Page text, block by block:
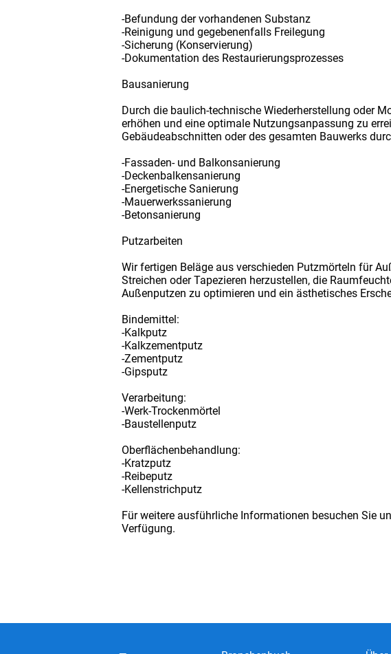
-Befundung der vorhandenen Substanz
-Reinigung und gegebenenfalls Freilegung
-Sicherung (Konservierung)
-Dokumentation des Restaurierungsprozesses
Bausanierung
Durch die baulich-technische Wiederherstellung oder
erhöhen und eine optimale Nutzungsanpassung zu
Gebäudeabschnitten oder des gesamten Bauwerks
-Fassaden- und Balkonsanierung
-Deckenbalkensanierung
-Energetische Sanierung
-Mauerwerkssanierung
-Betonsanierung
Putzarbeiten
Wir fertigen Beläge aus verschieden Putzmörteln für
Streichen oder Tapezieren herzustellen, die
Außenputzen zu optimieren und ein ästhetisches
Bindemittel:
-Kalkputz
-Kalkzementputz
-Zementputz
-Gipsputz
Verarbeitung:
-Werk-Trockenmörtel
-Baustellenputz
Oberflächenbehandlung:
-Kratzputz
-Reibeputz
-Kellenstrichputz
Für weitere ausführliche Informationen besuchen Sie
Verfügung.